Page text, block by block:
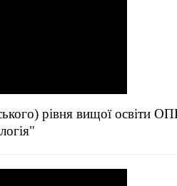
рівня вищої освіти